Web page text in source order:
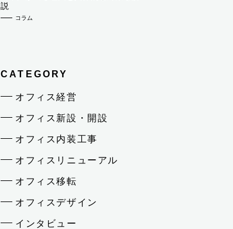
説
コラム
CATEGORY
オフィス経営
オフィス新設・開設
オフィス内装工事
オフィスリニューアル
オフィス移転
オフィスデザイン
インタビュー